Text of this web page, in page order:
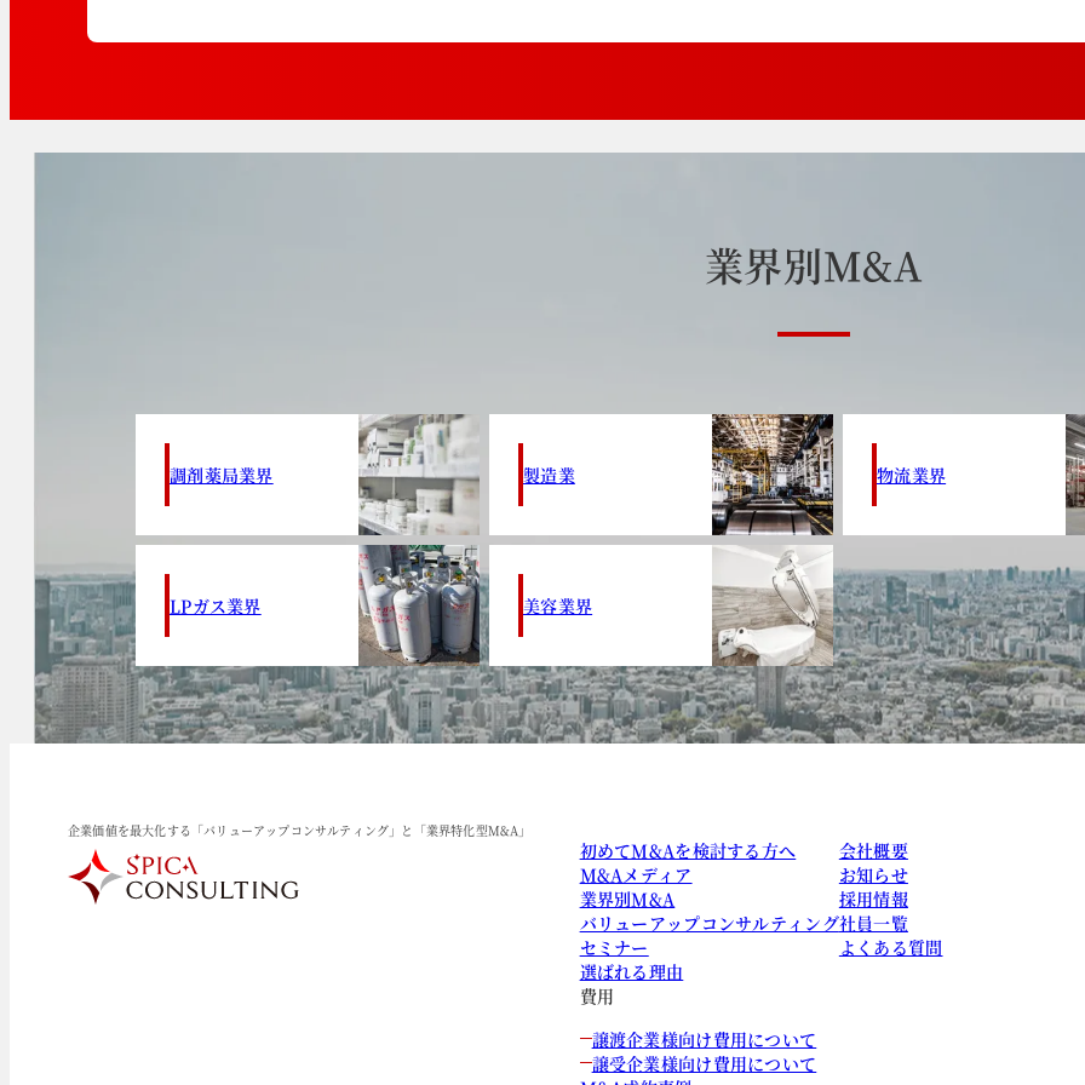
業界別M&A
調剤薬局業界 製造業 物流業界
LPガス業界 美容業界
企業価値を最大化する「バリューアップコンサルティング」と「業界特化型M&A」
初めてM&Aを検討する方へ
M&Aメディア
業界別M&A
バリューアップコンサルティング
セミナー
選ばれる理由
費用
譲渡企業様向け費用について
譲受企業様向け費用について
会社概要
お知らせ
採用情報
社員一覧
よくある質問